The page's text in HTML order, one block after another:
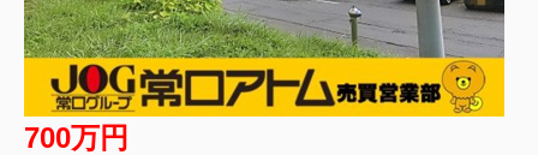
700万円